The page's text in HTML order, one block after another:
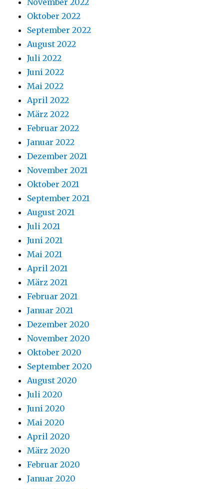
November 2022
Oktober 2022
September 2022
August 2022
Juli 2022
Juni 2022
Mai 2022
April 2022
März 2022
Februar 2022
Januar 2022
Dezember 2021
November 2021
Oktober 2021
September 2021
August 2021
Juli 2021
Juni 2021
Mai 2021
April 2021
März 2021
Februar 2021
Januar 2021
Dezember 2020
November 2020
Oktober 2020
September 2020
August 2020
Juli 2020
Juni 2020
Mai 2020
April 2020
März 2020
Februar 2020
Januar 2020